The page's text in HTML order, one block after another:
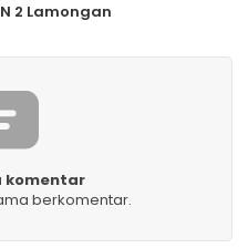
2 Lamongan
komentar
berkomentar.